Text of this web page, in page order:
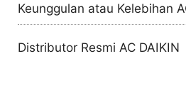
Keunggulan atau Kelebihan
Distributor Resmi AC DAIKIN